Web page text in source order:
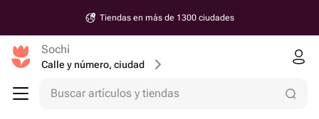
Tiendas en más de 1300 ciudades
Sochi
Calle y número, ciudad
Buscar artículos y tiendas